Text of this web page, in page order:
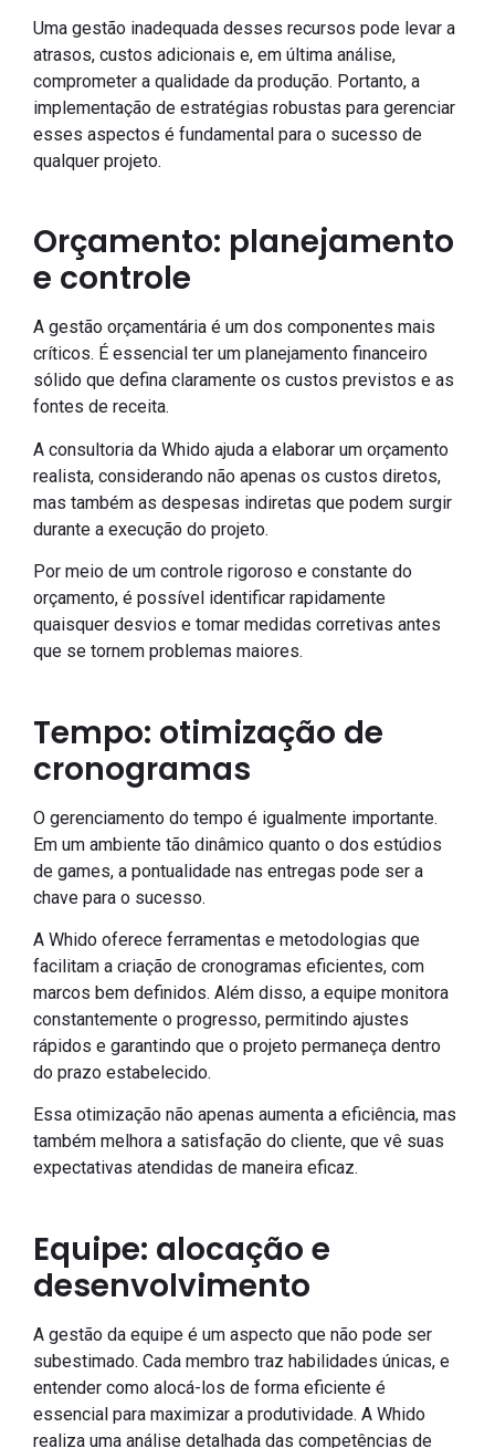
Uma gestão inadequada desses recursos pode levar a
atrasos, custos adicionais e, em última análise,
comprometer a qualidade da produção. Portanto, a
implementação de estratégias robustas para gerenciar
esses aspectos é fundamental para o sucesso de
qualquer projeto.
Orçamento: planejamento
e controle
A gestão orçamentária é um dos componentes mais
críticos. É essencial ter um planejamento financeiro
sólido que defina claramente os custos previstos e as
fontes de receita.
A consultoria da Whido ajuda a elaborar um orçamento
realista, considerando não apenas os custos diretos,
mas também as despesas indiretas que podem surgir
durante a execução do projeto.
Por meio de um controle rigoroso e constante do
orçamento, é possível identificar rapidamente
quaisquer desvios e tomar medidas corretivas antes
que se tornem problemas maiores.
Tempo: otimização de
cronogramas
O gerenciamento do tempo é igualmente importante.
Em um ambiente tão dinâmico quanto o dos estúdios
de games, a pontualidade nas entregas pode ser a
chave para o sucesso.
A Whido oferece ferramentas e metodologias que
facilitam a criação de cronogramas eficientes, com
marcos bem definidos. Além disso, a equipe monitora
constantemente o progresso, permitindo ajustes
rápidos e garantindo que o projeto permaneça dentro
do prazo estabelecido.
Essa otimização não apenas aumenta a eficiência, mas
também melhora a satisfação do cliente, que vê suas
expectativas atendidas de maneira eficaz.
Equipe: alocação e
desenvolvimento
A gestão da equipe é um aspecto que não pode ser
subestimado. Cada membro traz habilidades únicas, e
entender como alocá-los de forma eficiente é
essencial para maximizar a produtividade. A Whido
realiza uma análise detalhada das competências de